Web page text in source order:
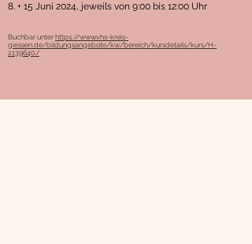
8. + 15 Juni 2024, jeweils von 9:00 bis 12:00 Uhr
Buchbar unter https://www.vhs-kreis-
giessen.de/bildungsangebote/kw/bereich/kursdetails/kurs/H-
2139640/